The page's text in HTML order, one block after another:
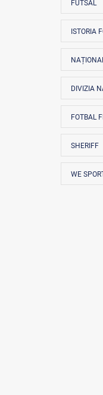
FUTSAL
ISTORIA
DIVIZIA
FOTBAL
SHERIFF
WE